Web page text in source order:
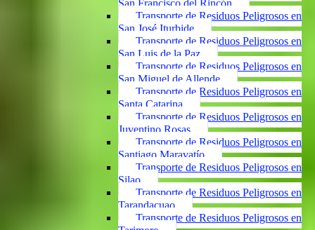
San Francisco del Rincón
Transporte de Residuos Peligrosos en
San José Iturbide
Transporte de Residuos Peligrosos en
San Luis de la Paz
Transporte de Residuos Peligrosos en
San Miguel de Allende
Transporte de Residuos Peligrosos en
Santa Catarina
Transporte de Residuos Peligrosos en
Juventino Rosas
Transporte de Residuos Peligrosos en
Santiago Maravatío
Transporte de Residuos Peligrosos en
Silao
Transporte de Residuos Peligrosos en
Tarandacuao
Transporte de Residuos Peligrosos en